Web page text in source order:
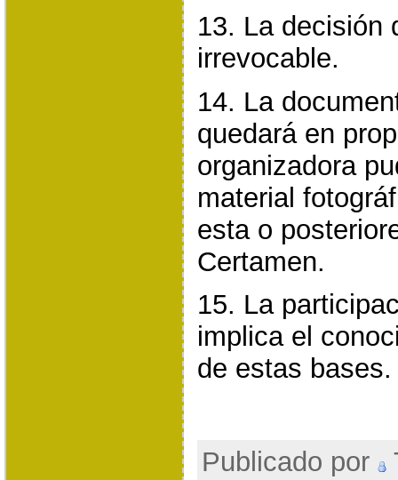
13. La decisión
irrevocable.
14. La
quedará en
organizadora
material
esta o
Certamen.
15. La
implica el
de estas bases.
Publicado por